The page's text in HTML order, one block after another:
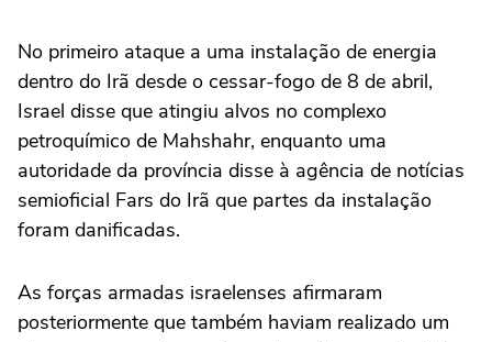
No primeiro ataque a uma instalação de energia
dentro do Irã desde o cessar-fogo de 8 de abril,
Israel disse que atingiu alvos no complexo
petroquímico de Mahshahr, enquanto uma
‌autoridade da província disse à agência de notícias
semioficial Fars do Irã que partes da instalação
foram danificadas.
As forças armadas israelenses afirmaram
posteriormente que também haviam realizado um